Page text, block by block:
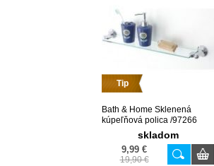
Tip
Bath & Home Sklenená
kúpeľňová polica /97266
skladom
9,99 €
19,90 €